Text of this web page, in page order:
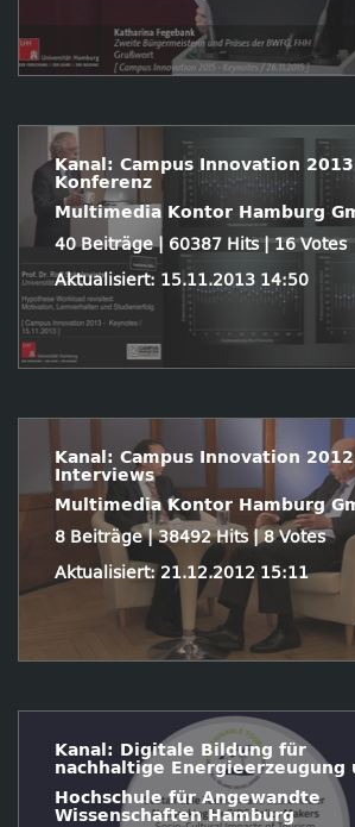
Kanal: Campus Innovation
Konferenz
Multimedia Kontor Hamburg
40 Beiträge | 60387 Hits | 16 Votes
Aktualisiert: 15.11.2013 14:50
Kanal: Campus Innovation 2012
Interviews
Multimedia Kontor Hamburg
8 Beiträge | 38492 Hits | 8 Votes
Aktualisiert: 21.12.2012 15:11
Kanal: Digitale Bildung für
nachhaltige Energieerzeugung
Energieeffizienz in
Inselentwicklungsländern
Hochschule für Angewandte
Wissenschaften Hamburg